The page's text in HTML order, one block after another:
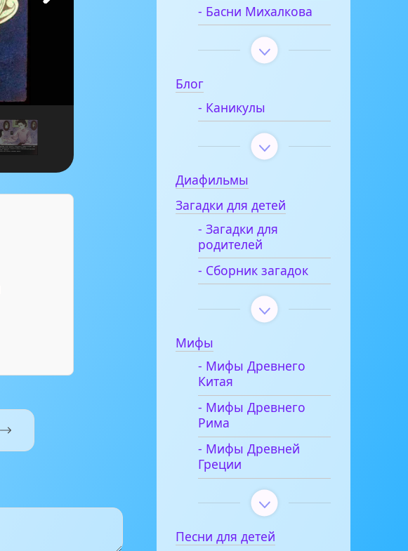
- Басни Михалкова
Блог
- Каникулы
Диафильмы
Загадки для детей
- Загадки для
родителей
- Сборник загадок
Мифы
- Мифы Древнего
Китая
- Мифы Древнего
Рима
- Мифы Древней
Греции
Песни для детей